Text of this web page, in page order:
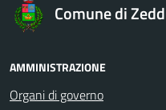
Comune di
AMMINISTRAZIONE
Organi di governo